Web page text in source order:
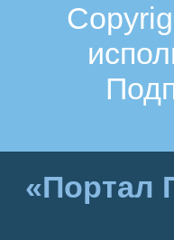
«Портал